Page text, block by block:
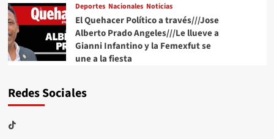
Deportes Nacionales Noticias
El Quehacer Político a través///Jose
Alberto Prado Angeles///Le llueve a
Gianni Infantino y la Femexfut se
une a la fiesta
Redes Sociales
TikTok